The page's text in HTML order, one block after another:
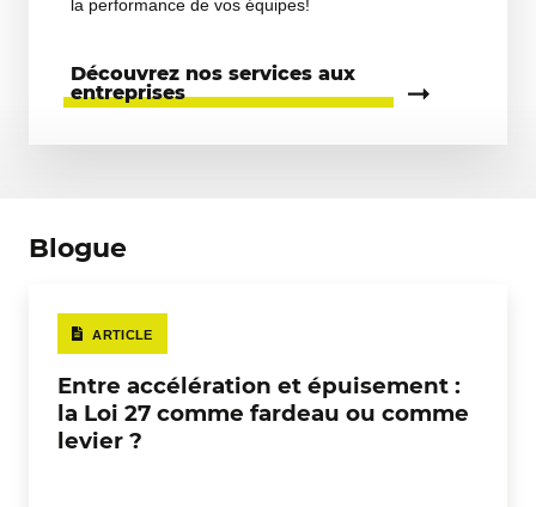
la performance de vos équipes!
Découvrez nos services aux
entreprises
Blogue
ARTICLE
Entre accélération et épuisement :
la Loi 27 comme fardeau ou comme
levier ?